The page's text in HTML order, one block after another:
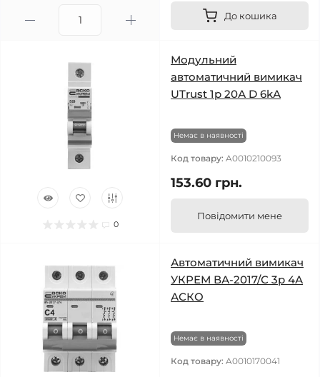
До кошика
0
Модульний
автоматичний вимикач
UTrust 1р 20А D 6kА
Немає в наявності
Код товару: A0010210093
153.60 грн.
Повідомити мене
Автоматичний вимикач
УКРЕМ ВА-2017/С 3р 4А
АСКО
Немає в наявності
Код товару: A0010170041